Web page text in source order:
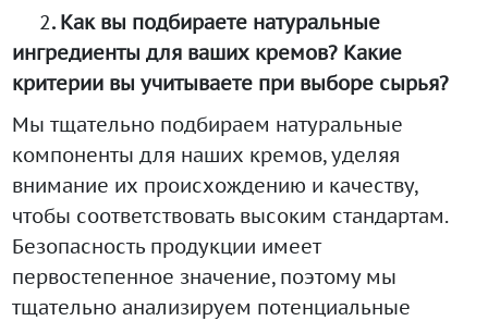
2. Как вы подбираете натуральные
ингредиенты для ваших кремов? Какие
критерии вы учитываете при выборе сырья?
Мы тщательно подбираем натуральные
компоненты для наших кремов, уделяя
внимание их происхождению и качеству,
чтобы соответствовать высоким стандартам.
Безопасность продукции имеет
первостепенное значение, поэтому мы
тщательно анализируем потенциальные